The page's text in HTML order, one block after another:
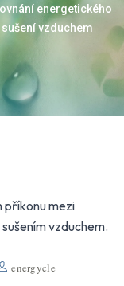
energetického
vzduchem
energycle